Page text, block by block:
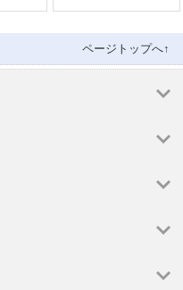
ページトップへ↑